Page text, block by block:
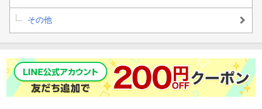
その他